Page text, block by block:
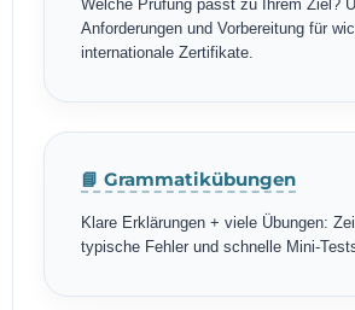
Welche Prüfung passt zu Ihrem Ziel?
Anforderungen und Vorbereitung für
internationale Zertifikate.
📘 Grammatikübungen
Klare Erklärungen + viele Übungen:
typische Fehler und schnelle Mini-